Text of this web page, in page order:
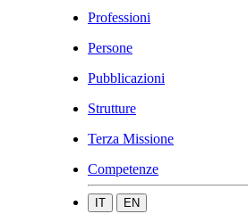
Professioni
Persone
Pubblicazioni
Strutture
Terza Missione
Competenze
IT EN